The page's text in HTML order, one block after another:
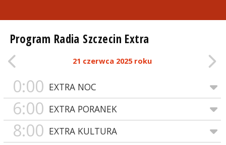
Program Radia Szczecin Extra
21 czerwca 2025 roku
0:00 EXTRA NOC
6:00 EXTRA PORANEK
8:00 EXTRA KULTURA